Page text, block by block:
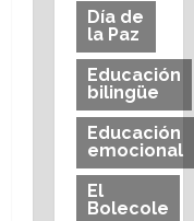
Día de
la Paz
Educación
bilingüe
Educación
emocional
El
Bolecole